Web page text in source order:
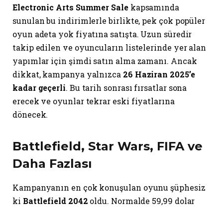
Electronic Arts Summer Salekapsamında
sunulan bu indirimlerle birlikte, pek çok popüler
oyun adeta yok fiyatına satışta. Uzun süredir
takip edilen ve oyuncuların listelerinde yer alan
yapımlar için şimdi satın alma zamanı. Ancak
dikkat, kampanya yalnızca 26 Haziran 2025’e
kadar geçerli. Bu tarih sonrası fırsatlar sona
erecek ve oyunlar tekrar eski fiyatlarına
dönecek.
Battlefield, Star Wars, FIFA ve
Daha Fazlası
Kampanyanın en çok konuşulan oyunu şüphesiz
ki Battlefield 2042 oldu. Normalde 59,99 dolar